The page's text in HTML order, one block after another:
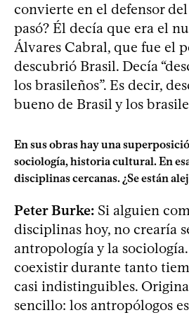
convierte en el defensor
pasó? Él decía que era el
Álvares Cabral, que fue el
descubrió Brasil. Decía
los brasileños”. Es decir,
bueno de Brasil y los
En sus obras hay una
sociología, historia cultural. En
disciplinas cercanas. ¿Se están
Peter Burke: Si alguien
disciplinas hoy, no crearía
antropología y la
coexistir durante tanto
casi indistinguibles.
sencillo: los antropólogos